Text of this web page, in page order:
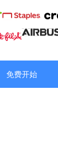
免费开始